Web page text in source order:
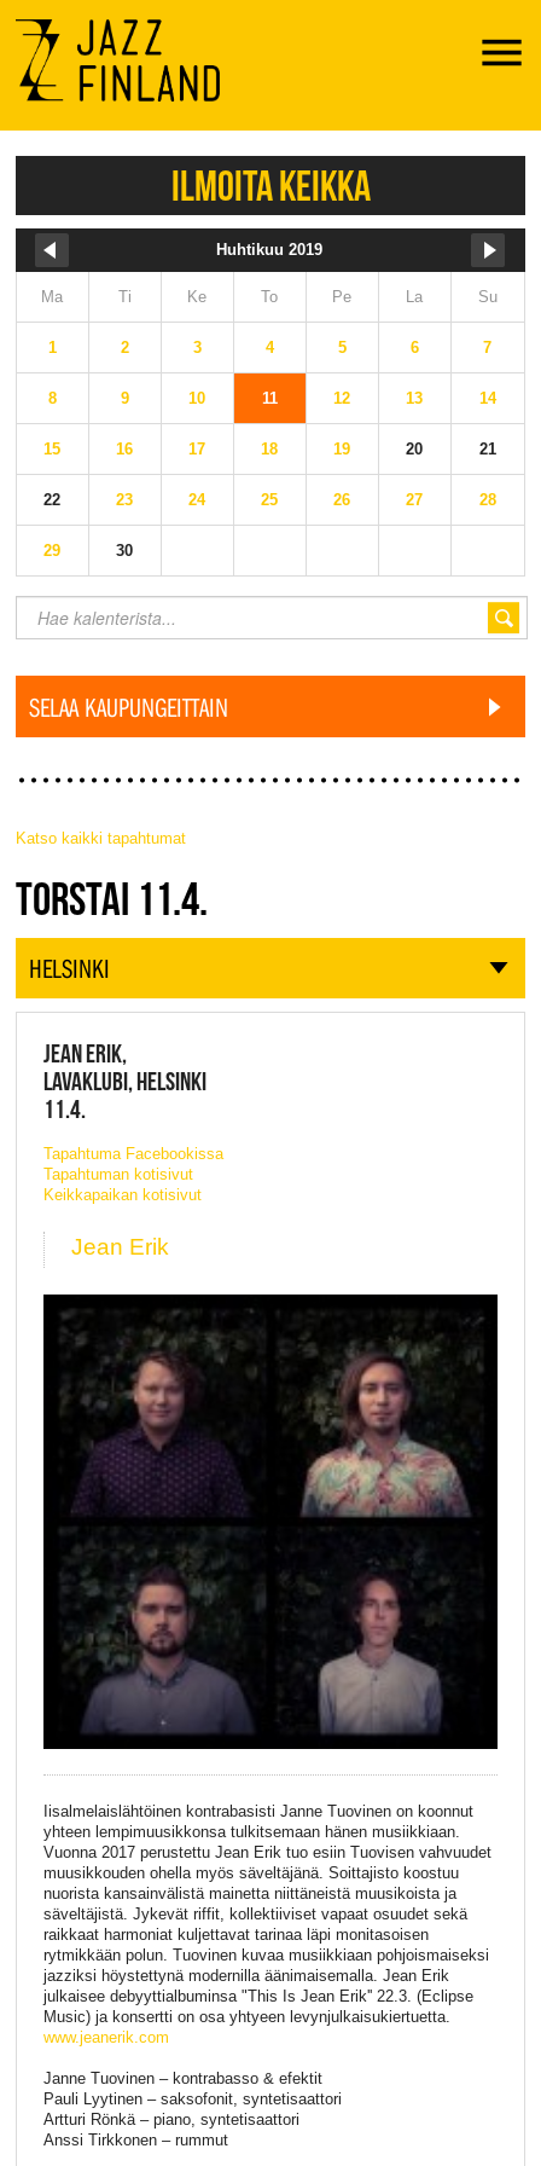
Menu
ILMOITA KEIKKA
Huhtikuu 2019
Ma Ti Ke To Pe La Su
1 2 3 4 5 6 7
8 9 10 11 12 13 14
15 16 17 18 19 20 21
22 23 24 25 26 27 28
29 30
SELAA KAUPUNGEITTAIN
Katso kaikki tapahtumat
JAZZ FINLAND LIVE
TORSTAI 11.4.
HELSINKI
JEAN ERIK,
LAVAKLUBI, HELSINKI
11.4.
Tapahtuma Facebookissa
Tapahtuman kotisivut
Keikkapaikan kotisivut
Jean Erik
Iisalmelaislähtöinen kontrabasisti Janne Tuovinen on koonnut
yhteen lempimuusikkonsa tulkitsemaan hänen musiikkiaan.
Vuonna 2017 perustettu Jean Erik tuo esiin Tuovisen vahvuudet
muusikkouden ohella myös säveltäjänä. Soittajisto koostuu
nuorista kansainvälistä mainetta niittäneistä muusikoista ja
säveltäjistä. Jykevät riffit, kollektiiviset vapaat osuudet sekä
raikkaat harmoniat kuljettavat tarinaa läpi monitasoisen
rytmikkään polun. Tuovinen kuvaa musiikkiaan pohjoismaiseksi
jazziksi höystettynä modernilla äänimaisemalla. Jean Erik
julkaisee debyyttialbuminsa "This Is Jean Erik'' 22.3. (Eclipse
Music) ja konsertti on osa yhtyeen levynjulkaisukiertuetta.
www.jeanerik.com
Janne Tuovinen – kontrabasso & efektit
Pauli Lyytinen – saksofonit, syntetisaattori
Artturi Rönkä – piano, syntetisaattori
Anssi Tirkkonen – rummut